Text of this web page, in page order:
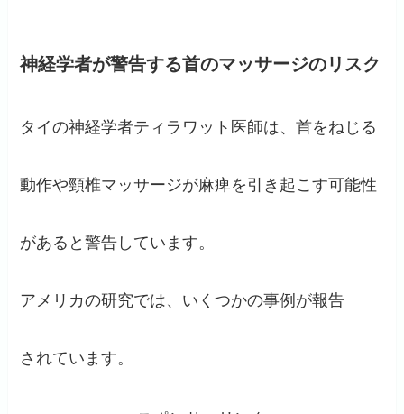
神経学者が警告する首のマッサージのリスク
タイの神経学者ティラワット医師は、首をねじる
動作や頸椎マッサージが麻痺を引き起こす可能性
があると警告しています。
アメリカの研究では、いくつかの事例が報告
されています。